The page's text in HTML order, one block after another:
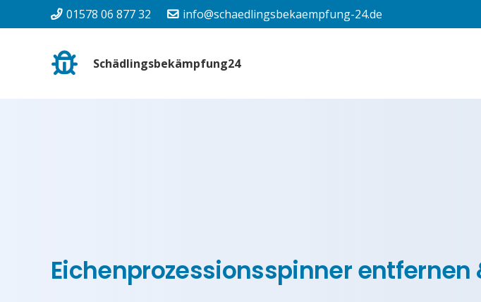
01578 06 877 32 info@schaedlingsbekaempfung-24.de
Schädlingsbekämpfung24
Eichenprozessionsspinner